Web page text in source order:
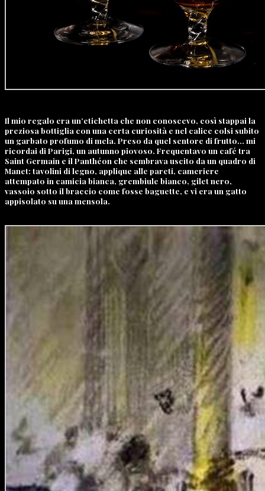
Il mio regalo era un’etichetta che non conoscevo, così stappai la
preziosa bottiglia con una certa curiosità e nel calice colsi subito
un garbato profumo di mela. Preso da quel sentore di frutto… mi
ricordai di Parigi, un autunno piovoso. Frequentavo un café tra
Saint Germain e il Panthéon che sembrava uscito da un quadro di
Manet: tavolini di legno, applique alle pareti, cameriere
attempato in camicia bianca, grembiule bianco, gilet nero,
vassoio sotto il braccio come fosse baguette, e vi era un gatto
appisolato su una mensola.